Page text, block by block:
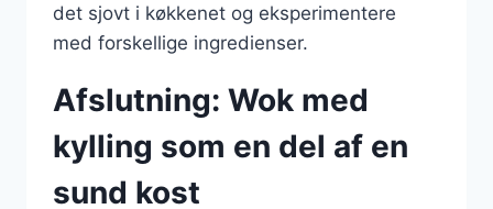
det sjovt i køkkenet og eksperimentere
med forskellige ingredienser.
Afslutning: Wok med
kylling som en del af en
sund kost